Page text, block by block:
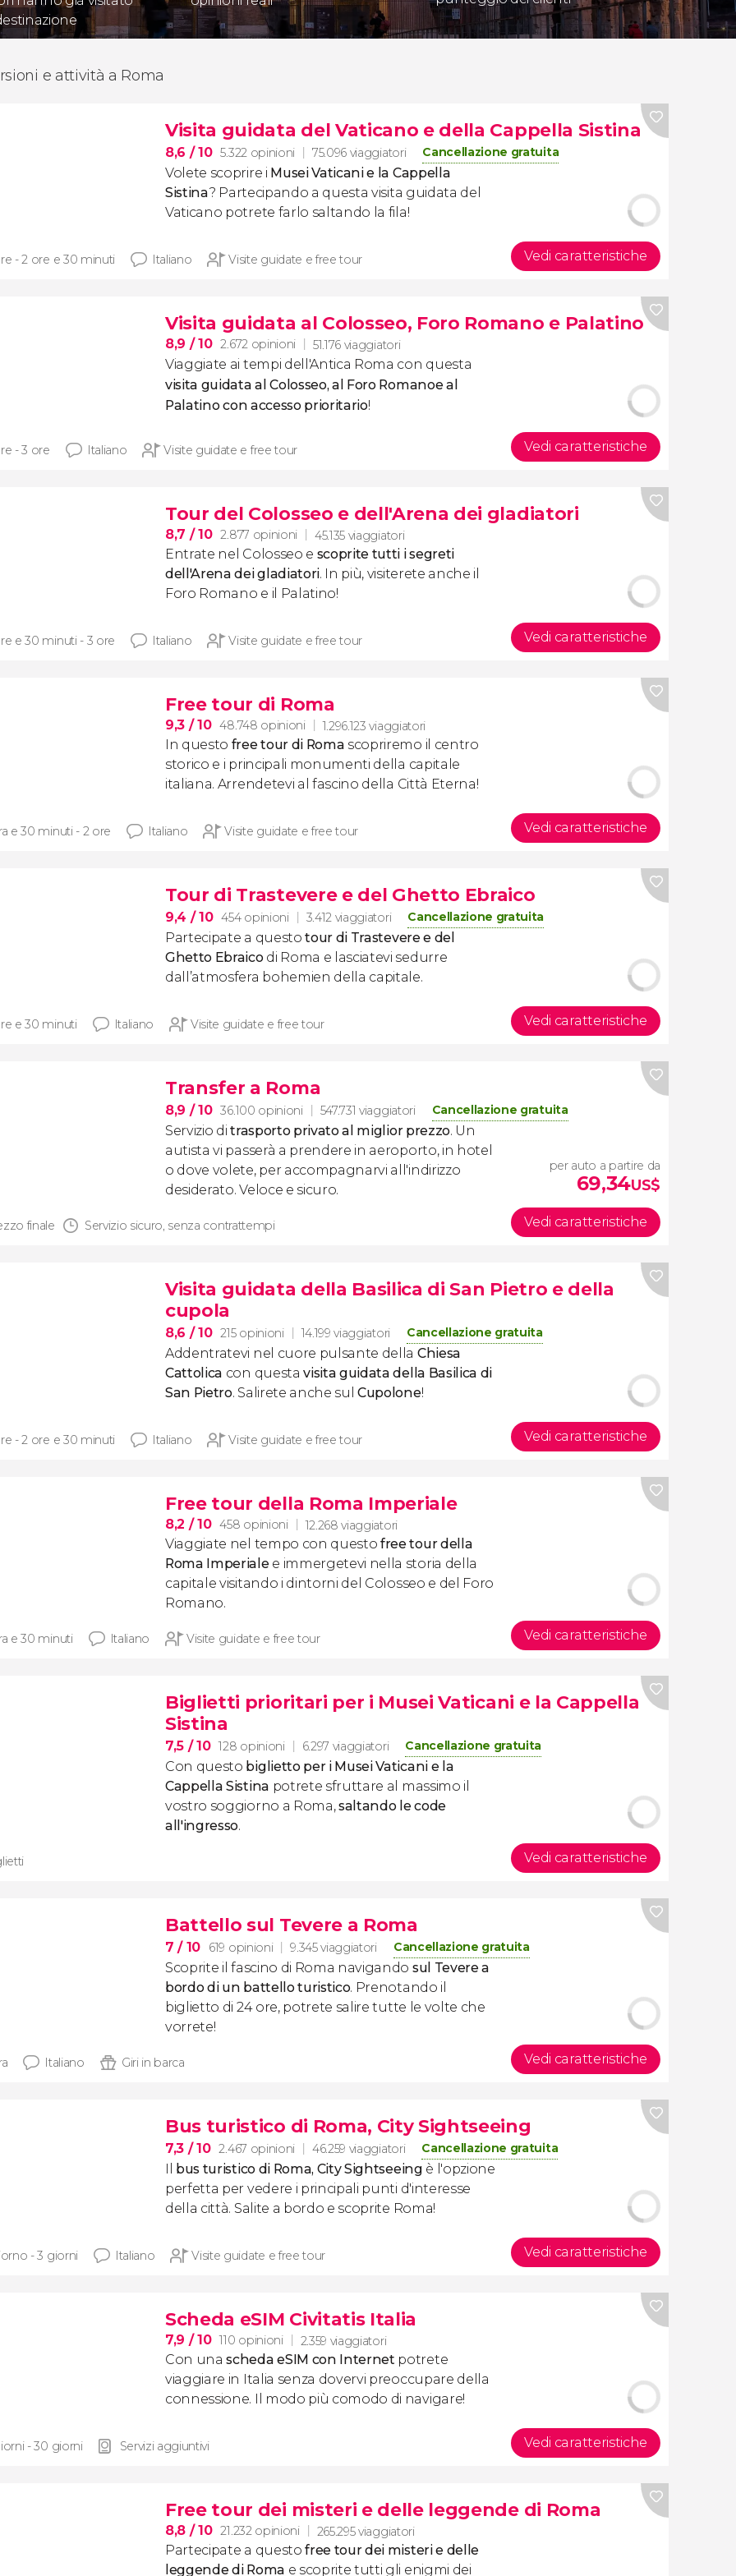
e attività a Roma
Visita guidata del Vaticano e della Cappella Sistina
8,6 / 10 5.322 opinioni 75.096 viaggiatori Cancellazione gratuita
Volete scoprire i Musei Vaticani e la Cappella
Sistina? Partecipando a questa visita guidata del
Vaticano potrete farlo saltando la fila!
- 2 ore e 30 minuti Italiano Visite guidate e free tour Vedi caratteristiche
Visita guidata al Colosseo, Foro Romano e Palatino
8,9 / 10 2.672 opinioni 51.176 viaggiatori
Viaggiate ai tempi dell'Antica Roma con questa
visita guidata al Colosseo, al Foro Romanoe al
Palatinocon accesso prioritario!
- 3 ore Italiano Visite guidate e free tour Vedi caratteristiche
Tour del Colosseo e dell'Arena dei gladiatori
8,7 / 10 2.877 opinioni 45.135 viaggiatori
Entrate nel Colosseo e scoprite tutti i segreti
dell'Arena dei gladiatori. In più, visiterete anche il
Foro Romano e il Palatino!
e 30 minuti - 3 ore Italiano Visite guidate e free tour Vedi caratteristiche
Free tour di Roma
9,3 / 10 48.748 opinioni 1.296.123 viaggiatori
In questo free tour di Roma scopriremo il centro
storico e i principali monumenti della capitale
italiana. Arrendetevi al fascino della Città Eterna!
e 30 minuti - 2 ore Italiano Visite guidate e free tour Vedi caratteristiche
Tour di Trastevere e del Ghetto Ebraico
9,4 / 10 454 opinioni 3.412 viaggiatori Cancellazione gratuita
Partecipate a questo tour di Trastevere e del
Ghetto Ebraicodi Roma e lasciatevi sedurre
dall’atmosfera bohemien della capitale.
e 30 minuti Italiano Visite guidate e free tour Vedi caratteristiche
Transfer a Roma
8,9 / 10 36.100 opinioni 547.731 viaggiatori Cancellazione gratuita
Servizio ditrasporto privato al miglior prezzo. Un
autista vi passerà a prendere in aeroporto, in hotel
o dove volete, per accompagnarvi all'indirizzo
desiderato. Veloce e sicuro.
finale Servizio sicuro, senza contrattempi
per auto a partire da
69,34US$
Vedi caratteristiche
Visita guidata della Basilica di San Pietro e della
cupola
8,6 / 10 215 opinioni 14.199 viaggiatori Cancellazione gratuita
Addentratevi nel cuore pulsante della Chiesa
Cattolica con questavisita guidata della Basilica di
San Pietro. Salirete anche sulCupolone!
- 2 ore e 30 minuti Italiano Visite guidate e free tour Vedi caratteristiche
Free tour della Roma Imperiale
8,2 / 10 458 opinioni 12.268 viaggiatori
Viaggiate nel tempo con questofree tour della
Roma Imperiale e immergetevi nella storia della
capitale visitando i dintorni del Colosseo e del Foro
Romano.
e 30 minuti Italiano Visite guidate e free tour Vedi caratteristiche
Biglietti prioritari per i Musei Vaticani e la Cappella
Sistina
7,5 / 10 128 opinioni 6.297 viaggiatori Cancellazione gratuita
Con questo biglietto per i Musei Vaticani e la
Cappella Sistina potrete sfruttare al massimo il
vostro soggiorno a Roma,saltando le code
all'ingresso.
Vedi caratteristiche
Battello sul Tevere a Roma
7/ 10 619 opinioni 9.345 viaggiatori Cancellazione gratuita
Scoprite il fascino di Roma navigando sul Tevere a
bordo di un battello turistico. Prenotando il
biglietto di 24 ore, potrete salire tutte le volte che
vorrete!
Italiano Giri in barca Vedi caratteristiche
Bus turistico di Roma, City Sightseeing
7,3 / 10 2.467 opinioni 46.259 viaggiatori Cancellazione gratuita
Il bus turistico di Roma, City Sightseeing è l'opzione
perfetta per vedere i principali punti d'interesse
della città. Salite a bordo e scoprite Roma!
- 3 giorni Italiano Visite guidate e free tour Vedi caratteristiche
Scheda eSIM Civitatis Italia
7,9 / 10 110 opinioni 2.359 viaggiatori
Con una scheda eSIM con Internet potrete
viaggiare in Italia senza dovervi preoccupare della
connessione. Il modo più comodo di navigare!
- 30 giorni Servizi aggiuntivi Vedi caratteristiche
Free tour dei misteri e delle leggende di Roma
8,8 / 10 21.232 opinioni 265.295 viaggiatori
Partecipate a questofree tour dei misteri e delle
leggende di Roma e scoprite tutti gli enigmi dei